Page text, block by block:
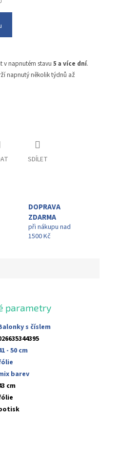
v napnutém stavu 5 a více dní.
napnutý několik týdnů až
SDÍLET
DOPRAVA
ZDARMA
při nákupu nad
1500 Kč
parametry
s číslem
- 50 cm
barev
cm